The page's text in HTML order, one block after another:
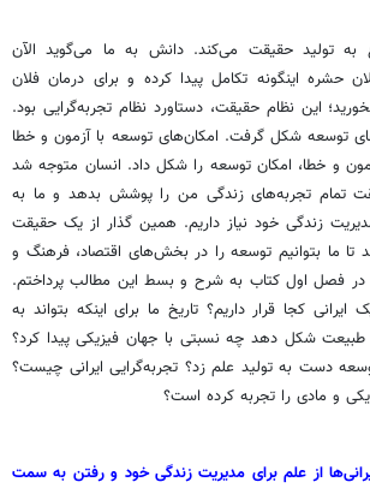
تولید حقیقت می‌کند. دانش به ما می‌گوید الآن
اینگونه تکامل پیدا کرده و برای درمان فلان
این نظام‌ حقیقت، دستاورد نظام تجربه‌گرایی بود.
توسعه شکل گرفت. امکان‌های توسعه با آزمون و خطا
و خطا، امکان توسعه را شکل داد. انسان متوجه شد
تمام تجربه‌های زندگی من را پوشش بدهد و ما به
زندگی خود نیاز داریم. همین گذار از یک حقیقت
تا ما بتوانیم توسعه را در بخش‌های اقتصاد، فرهنگ و
فصل اول کتاب به شرح و بسط این مطالب پرداختم.
کجا قرار داریم؟ تاریخ ما برای اینکه بتواند به
شکل دهد چه نسبتی با جهان فیزیکی پیدا کرد؟
دست به تولید علم زد؟ تجربه‌گرایی ایرانی چیست؟
و مادی را تجربه کرده است؟
از علم برای مدیریت زندگی خود و رفتن به سمت